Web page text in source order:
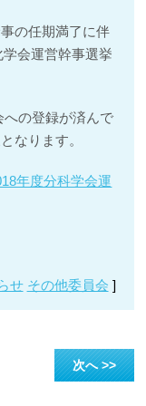
の任期満了に伴
会運営幹事選挙
への登録が済んで
なります。
年度分科学会運
せ その他委員会 ]
次へ >>